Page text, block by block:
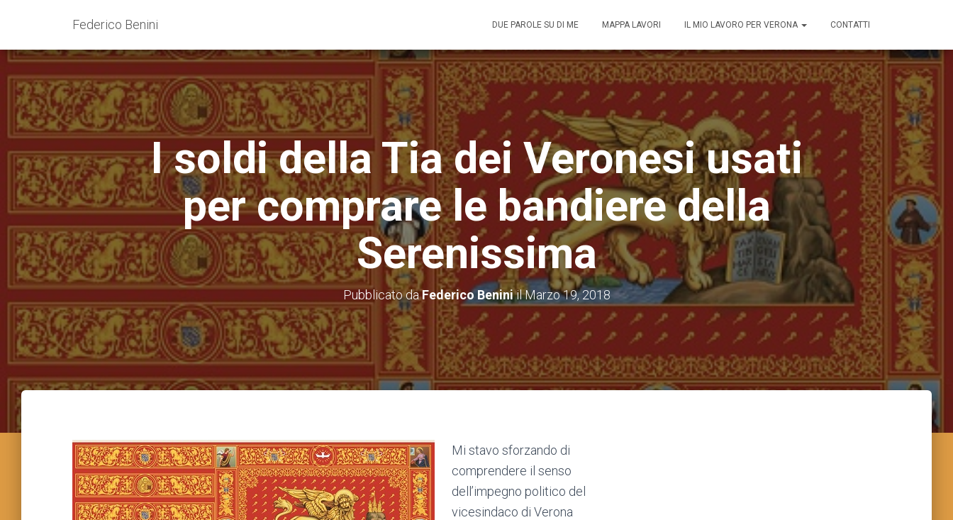
Federico Benini DUE PAROLE SU DI ME MAPPA LAVORI IL MIO LAVORO PER VERONA CONTATTI
I soldi della Tia dei Veronesi usati
per comprare le bandiere della
Serenissima
Pubblicato daFederico BeniniilMarzo 19, 2018
Mi stavo sforzando di
comprendere il senso
dell’impegno politico del
vicesindaco di Verona